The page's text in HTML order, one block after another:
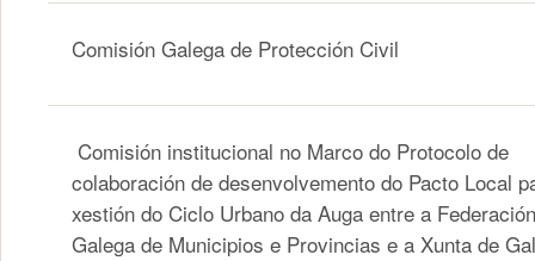
Comisión Galega de Protección Civil
Comisión institucional no Marco do Protocolo de
colaboración de desenvolvemento do Pacto Local
xestión do Ciclo Urbano da Auga entre a Federación
Galega de Municipios e Provincias e a Xunta de